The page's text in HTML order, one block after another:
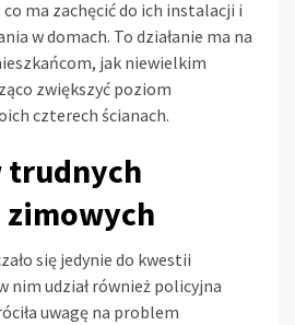
ma zachęcić do ich instalacji i
w domach. To działanie ma na
jak niewielkim
zwiększyć poziom
czterech ścianach.
trudnych
się jedynie do kwestii
nim udział również policyjna
uwagę na problem